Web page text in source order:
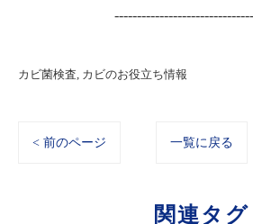
カビ菌検査 カビのお役立ち情報
< 前のページ 一覧に戻る
関連タグ